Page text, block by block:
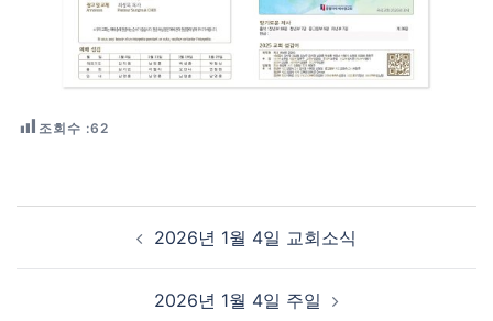
조회수 :62
Post navigation
2026년 1월 4일 교회소식
2026년 1월 4일 주일